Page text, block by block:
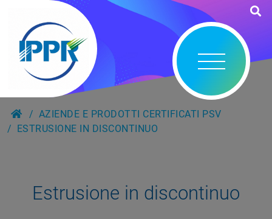
AZIENDE E PRODOTTI CERTIFICATI PSV
ESTRUSIONE IN DISCONTINUO
Estrusione in discontinuo